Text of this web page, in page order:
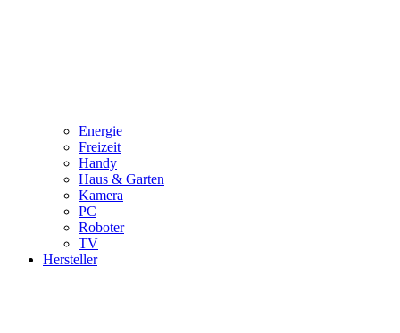
Energie
Freizeit
Handy
Haus & Garten
Kamera
PC
Roboter
TV
Hersteller